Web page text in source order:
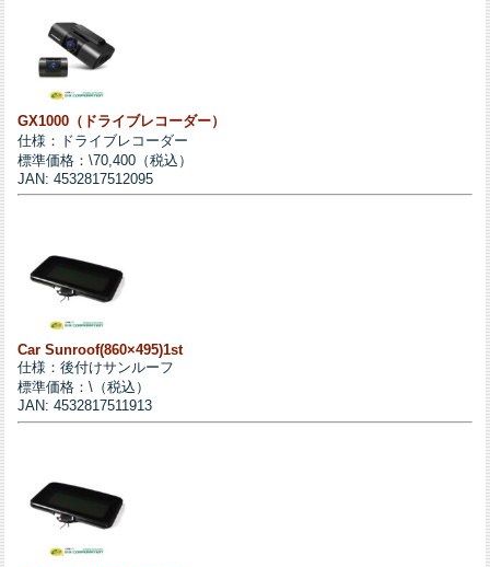
GX1000（ドライブレコーダー）
仕様：ドライブレコーダー
標準価格：\70,400（税込）
JAN: 4532817512095
Car Sunroof(860×495)1st
仕様：後付けサンルーフ
標準価格：\（税込）
JAN: 4532817511913